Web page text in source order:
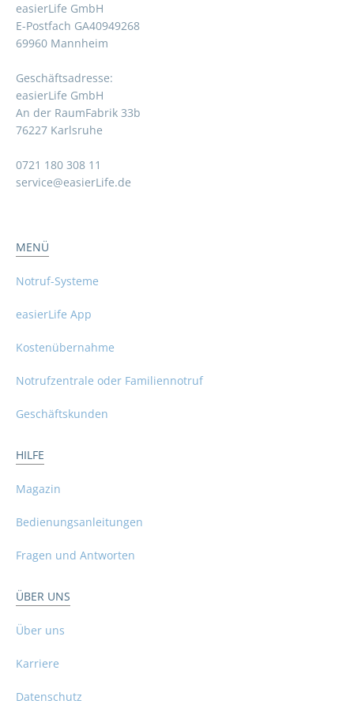
easierLife GmbH
E-Postfach GA40949268
69960 Mannheim
Geschäftsadresse:
easierLife GmbH
An der RaumFabrik 33b
76227 Karlsruhe
0721 180 308 11
service@easierLife.de
MENÜ
Notruf-Systeme
easierLife App
Kostenübernahme
Notrufzentrale oder Familiennotruf
Geschäftskunden
HILFE
Magazin
Bedienungsanleitungen
Fragen und Antworten
ÜBER UNS
Über uns
Karriere
Datenschutz